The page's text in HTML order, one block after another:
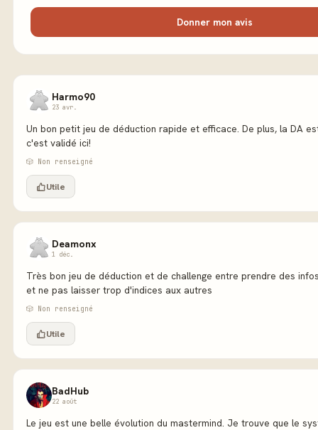
Donner mon avis
Harmo90
23 avr.
Un bon petit jeu de déduction rapide et efficace. De plus, la DA
c'est validé ici!
🎲 Non renseigné
Utile
Deamonx
1 déc.
Très bon jeu de déduction et de challenge entre prendre des
et ne pas laisser trop d'indices aux autres
🎲 Non renseigné
Utile
BadHub
22 août
Le jeu est une belle évolution du mastermind. Je trouve que le